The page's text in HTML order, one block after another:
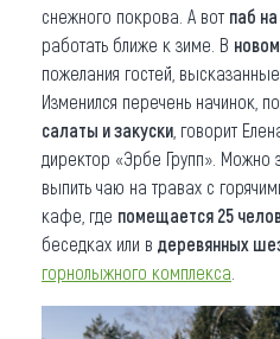
снежного покрова. А вот паб
работать ближе к зиме. В
пожелания гостей,
Изменился перечень начинок,
салаты и закуски , говорит
директор «Эрбе Групп». Можно
выпить чаю на травах с
кафе, где помещается 25
беседках или в деревянных
горнолыжного комплекса